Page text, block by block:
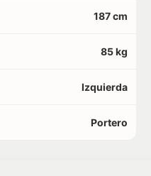
187 cm
85 kg
Izquierda
Portero